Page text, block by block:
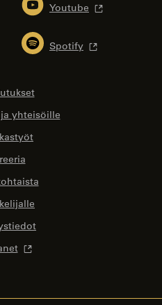
Youtube
Spotify
yhteisöille